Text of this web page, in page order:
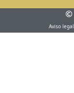
Aviso legal